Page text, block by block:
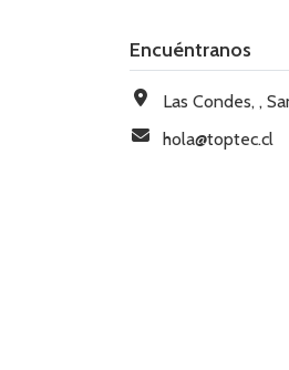
Encuéntranos
Las Condes, ,
hola@toptec.cl